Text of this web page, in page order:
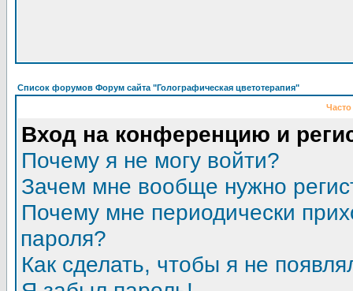
Список форумов Форум сайта "Голографическая цветотерапия"
Вход на конференцию и
Почему я не могу войти?
Зачем мне вообще нужно
Почему мне периодически
пароля?
Как сделать, чтобы я не